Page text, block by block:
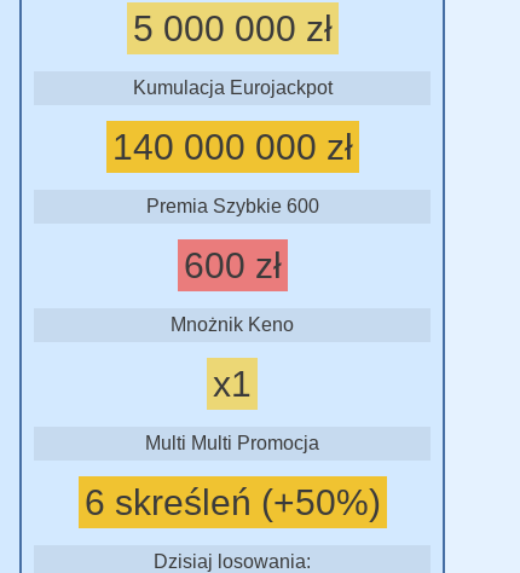
5 000 000 zł
Kumulacja Eurojackpot
140 000 000 zł
Premia Szybkie 600
600 zł
Mnożnik Keno
x1
Multi Multi Promocja
6 skreśleń (+50%)
Dzisiaj losowania: